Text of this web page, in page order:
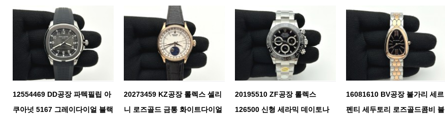
12554469 DD공장 파텍필립 아
쿠아넛 5167 그레이다이얼 블랙
20273459 KZ공장 롤렉스 셀리
니 로즈골드 금통 화이트다이얼
20195510 ZF공장 롤렉스
126500 신형 세라믹 데이토나
16081610 BV공장 불가리 세르
펜티 세두토리 로즈골드콤비 블